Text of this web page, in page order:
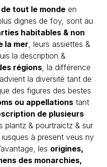
tout le monde en
dignes de foy, sont au
habitables & non
la mer, leurs assiettes &
la description &
régions, la différence
la diversité tant de
des figures des bestes
ou appellations tant
de plusieurs
plantz & pourtraictz & sur
à present veus ny
les origines,
des monarchies,